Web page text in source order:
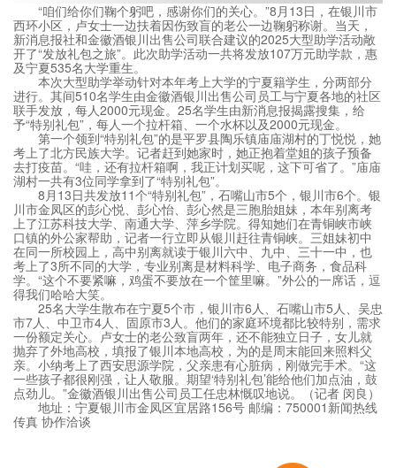
“咱们给你们鞠个躬吧，感谢你们的关心。”8月13日，在银川市
西环小区，卢女士一边扶着因伤致盲的老公一边鞠躬称谢。当天，
新消息报社和金徽酒银川出售公司联合建议的2025大型助学活动敞
开了“发放礼包之旅”。此次助学活动一共将发放107万元助学款，惠
及宁夏535名大学重生。
本次大型助学举动针对本年考上大学的宁夏籍学生，分两部分
进行。其间510名学生由金徽酒银川出售公司员工与宁夏各地的社区
联手发放，每人2000元现金。25名学生由新消息报揭露搜集，给
予“特别礼包”，每人一个拉杆箱、一个水杯以及2000元现金。
第一个领到“特别礼包”的是平罗县陶乐镇庙庙湖村的丁悦悦，她
考上了北方民族大学。记者赶到她家时，她正抱着堂姐的孩子预备
去打疫苗。“哇，还有拉杆箱啊，我正计划买呢，这下可省了。”庙庙
湖村一共有3位同学拿到了“特别礼包”。
8月13日共发放11个“特别礼包”，石嘴山市5个，银川市6个。银
川市金凤区的彭心悦、彭心怡、彭心然是三胞胎姐妹，本年别离考
上了江苏科技大学、南通大学、萍乡学院。得知她们在青铜峡市峡
口镇的外公家帮助，记者一行立即从银川赶往青铜峡。三姐妹初中
在同一所校园上，高中别离就读于银川六中、九中、三十一中，也
考上了3所不同的大学，专业别离是材料科学、电子商务，食品科
学。“这个不要紧嘛，鸡蛋不要放在一个筐里嘛。”外公的一席话，逗
得我们哈哈大笑。
25名大学生散布在宁夏5个市，银川市6人、石嘴山市5人、吴忠
市7人、中卫市4人、固原市3人。他们的家庭环境都比较特别，需求
一份额定关心。卢女士的老公致盲两年，还不能独立日子，女儿就
抛弃了外地高校，填报了银川本地高校，为的是周末能回来照料父
亲。小纳考上了西安思源学院，父亲患有心脏病，刚做完手术。“这
一些孩子都很刚强，让人敬服。期望‘特别礼包’能给他们加点油，鼓
点劲儿。”金徽酒银川出售公司员工任忠林慨叹地说。（记者 闵良）
地址：宁夏银川市金凤区宜居路156号 邮编：750001新闻热线
传真 协作洽谈